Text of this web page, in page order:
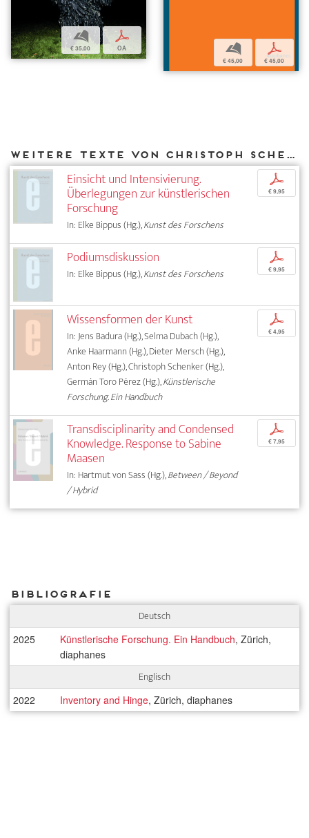
b
€ 35,00
p
OA b
€ 45,00
p
€ 45,00
Weitere Texte von Christoph Schenker bei DIAPHANES
Einsicht und Intensivierung.
Überlegungen zur künstlerischen
Forschung
In: Elke Bippus (Hg.),Kunst des Forschens
p
€ 9,95
Podiumsdiskussion
In: Elke Bippus (Hg.),Kunst des Forschens
p
€ 9,95
Wissensformen der Kunst
In: Jens Badura (Hg.), Selma Dubach (Hg.),
Anke Haarmann (Hg.), Dieter Mersch (Hg.),
Anton Rey (Hg.), Christoph Schenker (Hg.),
Germán Toro Pérez (Hg.),Künstlerische
Forschung. Ein Handbuch
p
€ 4,95
Transdisciplinarity and Condensed
Knowledge. Response to Sabine
Maasen
In: Hartmut von Sass (Hg.),Between / Beyond
/ Hybrid
p
€ 7,95
Bibliografie
Deutsch
2025 Künstlerische Forschung. Ein Handbuch, Zürich,
diaphanes
Englisch
2022 Inventory and Hinge, Zürich, diaphanes